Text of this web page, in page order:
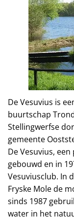
De Vesuvius is
buurtschap
Stellingwerfse
gemeente
De Vesuvius,
gebouwd en in
Vesuviusclub. In
Fryske Mole de
sinds 1987
water in het